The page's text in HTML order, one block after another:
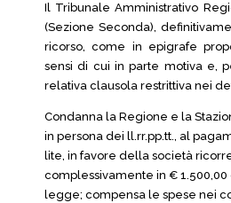
Il Tribunale Amministrativo
(Sezione Seconda),
ricorso, come in epigrafe
sensi di cui in parte motiva e,
relativa clausola restrittiva nei
Condanna la Regione e la
in persona dei ll.rr.pp.tt., al
lite, in favore della società
complessivamente in €
legge; compensa le spese nei